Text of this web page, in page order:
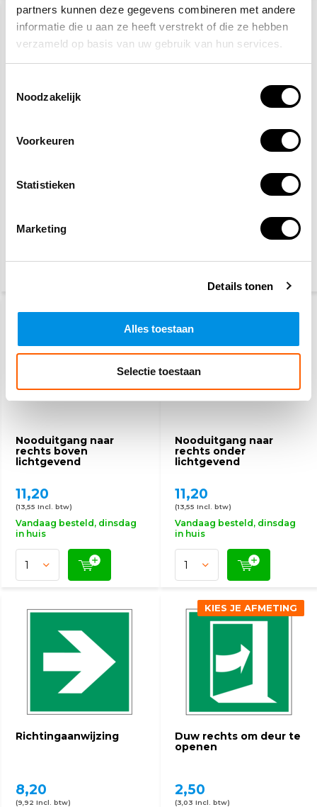
partners kunnen deze gegevens combineren met andere
informatie die u aan ze heeft verstrekt of die ze hebben
verzameld op basis van uw gebruik van hun services.
Noodzakelijk
Voorkeuren
Statistieken
Marketing
Details tonen
Alles toestaan
Selectie toestaan
Brancard
KIES JE AFMETING
Vandaag besteld, dinsdag
lichtgevend pictogram
Vandaag besteld, dinsdag
Nooduitgang naar
rechts boven
lichtgevend
11,20
(13,55 Incl. btw)
Vandaag besteld, dinsdag
in huis
Nooduitgang naar
rechts onder
lichtgevend
11,20
(13,55 Incl. btw)
Vandaag besteld, dinsdag
in huis
Richtingaanwijzing
8,20
(9,92 Incl. btw)
Duw rechts om deur te
openen
KIES JE AFMETING
2,50
(3,03 Incl. btw)